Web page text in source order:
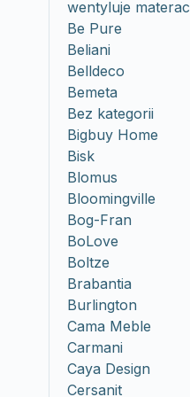
wentyluje materac
Be Pure
Beliani
Belldeco
Bemeta
Bez kategorii
Bigbuy Home
Bisk
Blomus
Bloomingville
Bog-Fran
BoLove
Boltze
Brabantia
Burlington
Cama Meble
Carmani
Caya Design
Cersanit